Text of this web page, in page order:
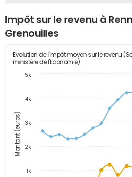
Impôt sur le revenu à
Grenouilles
Montant (euros)
Evolution de l'impôt moyen sur le revenu
ministère de l'Economie)
1k
2k
3k
4k
5k